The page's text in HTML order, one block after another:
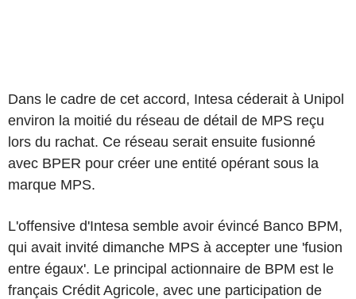
Dans le cadre de cet accord, Intesa céderait à Unipol
environ la moitié du réseau de détail de MPS reçu
lors du rachat. Ce réseau serait ensuite fusionné
avec BPER pour créer une entité opérant sous la
marque MPS.
L'offensive d'Intesa semble avoir évincé Banco BPM,
qui avait invité dimanche MPS à accepter une 'fusion
entre égaux'. Le principal actionnaire de BPM est le
français Crédit Agricole, avec une participation de